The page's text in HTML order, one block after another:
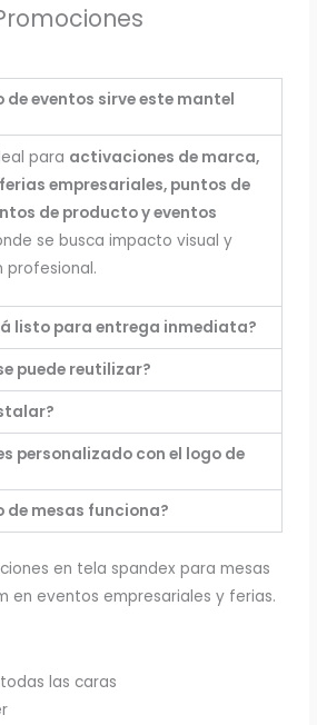
de eventos sirve este mantel
para activaciones de marca,
empresariales, puntos de
de producto y eventos
se busca impacto visual y
profesional.
listo para entrega inmediata?
puede reutilizar?
personalizado con el logo de
de mesas funciona?
en tela spandex para mesas
en eventos empresariales y ferias.
las caras